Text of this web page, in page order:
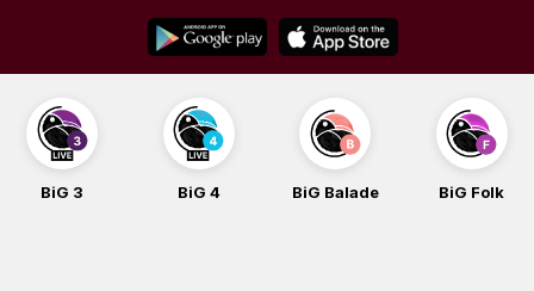
content
BiG 3 BiG 4 BiG Balade BiG Folk